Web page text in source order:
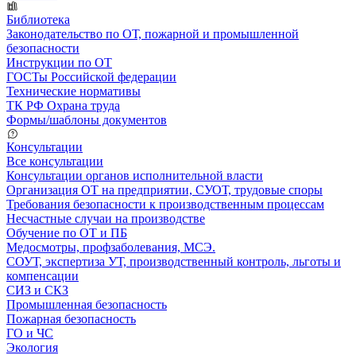
Библиотека
Законодательство по ОТ, пожарной и промышленной
безопасности
Инструкции по ОТ
ГОСТы Российской федерации
Технические нормативы
ТК РФ Охрана труда
Формы/шаблоны документов
Консультации
Все консультации
Консультации органов исполнительной власти
Организация ОТ на предприятии, СУОТ, трудовые споры
Требования безопасности к производственным процессам
Несчастные случаи на производстве
Обучение по ОТ и ПБ
Медосмотры, профзаболевания, МСЭ.
СОУТ, экспертиза УТ, производственный контроль, льготы и
компенсации
СИЗ и СКЗ
Промышленная безопасность
Пожарная безопасность
ГО и ЧС
Экология